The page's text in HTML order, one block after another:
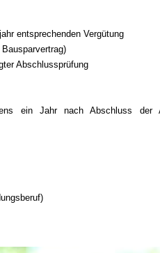
entsprechenden Vergütung
Abschlussprüfung
ein Jahr nach Abschluss der